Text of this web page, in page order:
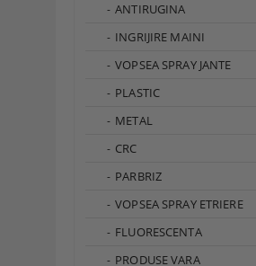
ANTIRUGINA
INGRIJIRE MAINI
VOPSEA SPRAY JANTE
PLASTIC
METAL
CRC
PARBRIZ
VOPSEA SPRAY ETRIERE
FLUORESCENTA
PRODUSE VARA